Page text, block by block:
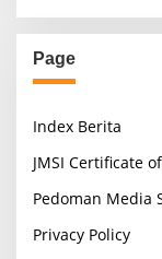
Page
Index Berita
JMSI Certificate
Pedoman Media
Privacy Policy